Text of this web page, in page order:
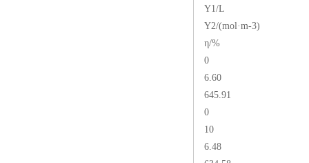
Y1/L
Y2/(mol·m-3)
η/%
0
6.60
645.91
0
10
6.48